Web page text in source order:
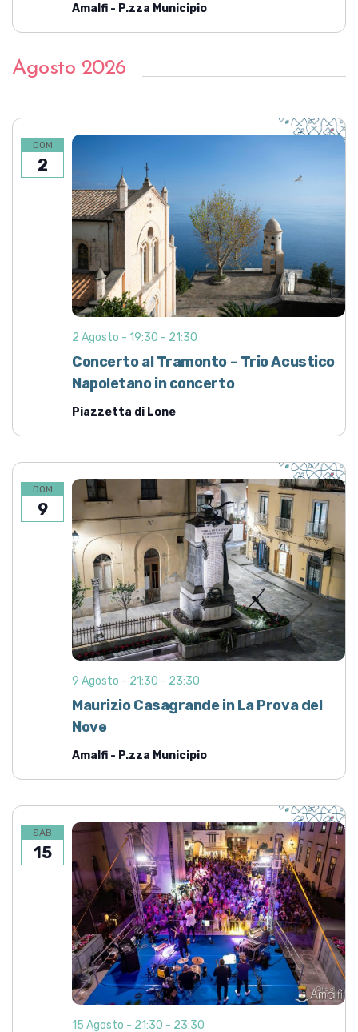
Amalfi - P.zza Municipio
Agosto 2026
DOM
2
Concerto al Tramonto – Trio Acustico
Napoletano in concerto
2 Agosto - 19:30 - 21:30
Piazzetta di Lone
DOM
9
Maurizio Casagrande in La Prova del
Nove
9 Agosto - 21:30 - 23:30
Amalfi - P.zza Municipio
SAB
15
15 Agosto - 21:30 - 23:30